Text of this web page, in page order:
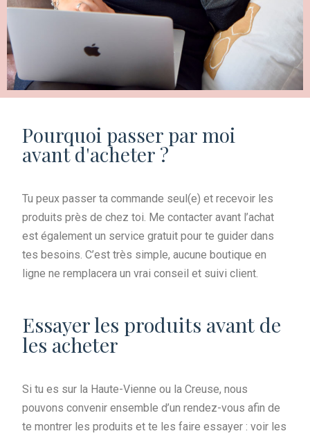
Pourquoi passer par moi
avant d'acheter ?
Tu peux passer ta commande seul(e) et recevoir les
produits près de chez toi. Me contacter avant l’achat
est également un service gratuit pour te guider dans
tes besoins. C’est très simple, aucune boutique en
ligne ne remplacera un vrai conseil et suivi client.
Essayer les produits avant de
les acheter
Si tu es sur la Haute-Vienne ou la Creuse, nous
pouvons convenir ensemble d’un rendez-vous afin de
te montrer les produits et te les faire essayer : voir les